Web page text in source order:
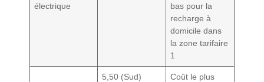
électrique
bas pour la
recharge à
domicile dans
la zone tarifaire
1
5,50 (Sud)
Coût le plus